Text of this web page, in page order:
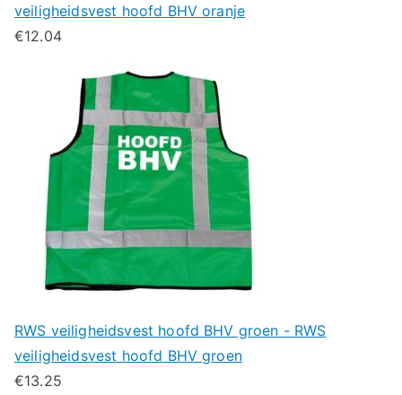
veiligheidsvest hoofd BHV oranje
€12.04
RWS veiligheidsvest hoofd BHV groen - RWS
veiligheidsvest hoofd BHV groen
€13.25